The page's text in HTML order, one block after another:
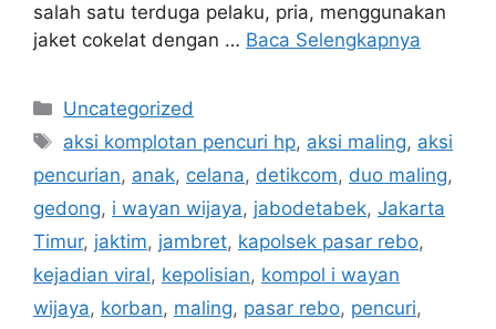
salah satu terduga pelaku, pria, menggunakan
jaket cokelat dengan … Baca Selengkapnya
Kategori
Uncategorized
Tag
aksi komplotan pencuri hp, aksi maling, aksi
pencurian, anak, celana, detikcom, duo maling,
gedong, i wayan wijaya, jabodetabek, Jakarta
Timur, jaktim, jambret, kapolsek pasar rebo,
kejadian viral, kepolisian, kompol i wayan
wijaya, korban, maling, pasar rebo, pencuri,